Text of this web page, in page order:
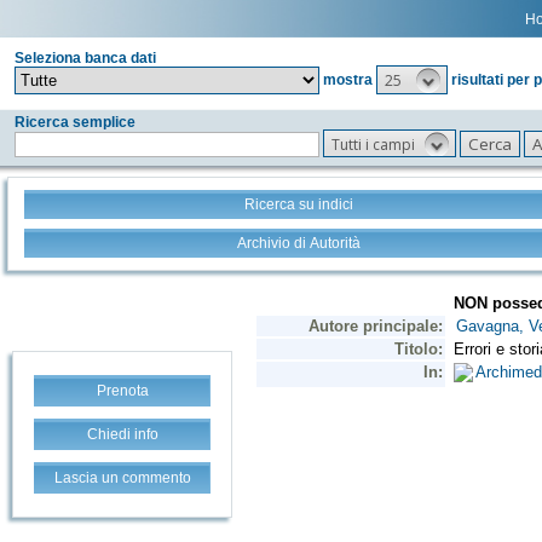
Seleziona banca dati
mostra
25 risultati per
Ricerca semplice
Tutti i campi
Ricerca su indici
Archivio di Autorità
Prenota
Chiedi info
Lascia un commento